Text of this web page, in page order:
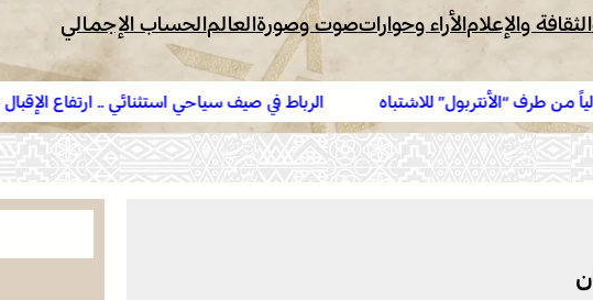
الثقافة والإعلامالأراء وحواراتصوت وصورةالعالمالحساب الإجمالي
للاشتباه
الرباط في صيف سياحي استثنائي .. ارتفاع الإقبال ينعش القطاع
العثور على
منابع
الجريمة
“الأنتربول”
الرباط في